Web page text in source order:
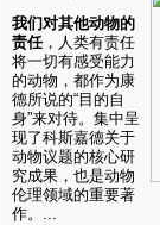
我们对其他动物的
责任，人类有责任
将一切有感受能力
的动物，都作为康
德所说的“目的自
身”来对待。集中呈
现了科斯嘉德关于
动物议题的核心研
究成果，也是动物
伦理领域的重要著
作。...